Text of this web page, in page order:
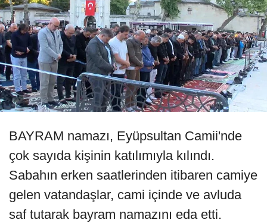
BAYRAM namazı, Eyüpsultan Camii'nde
çok sayıda kişinin katılımıyla kılındı.
Sabahın erken saatlerinden itibaren camiye
gelen vatandaşlar, cami içinde ve avluda
saf tutarak bayram namazını eda etti.